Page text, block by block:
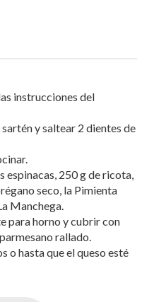
instrucciones del
y saltear 2 dientes de
espinacas, 250 g de ricota,
seco, la Pimienta
Manchega.
para horno y cubrir con
rallado.
o hasta que el queso esté